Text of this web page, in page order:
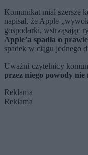
Komunikat miał szersze
napisał, że Apple
gospodarki, wstrząsając
Apple’a spadła o
spadek w ciągu jednego
Uważni czytelnicy
przez niego powody nie
Reklama
Reklama